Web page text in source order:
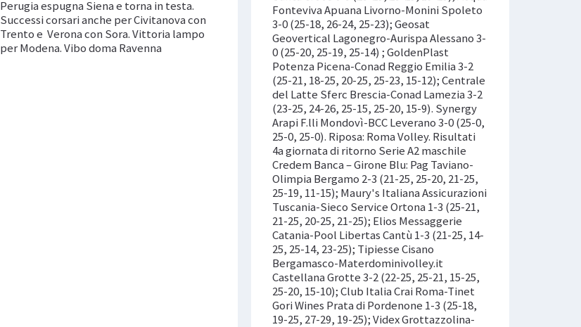
Perugia espugna Siena e torna in testa.
Successi corsari anche per Civitanova con
Trento e Verona con Sora. Vittoria lampo
per Modena. Vibo doma Ravenna
Fonteviva Apuana Livorno-Monini Spoleto
3-0 (25-18, 26-24, 25-23); Geosat
Geovertical Lagonegro-Aurispa Alessano 3-
0 (25-20, 25-19, 25-14) ; GoldenPlast
Potenza Picena-Conad Reggio Emilia 3-2
(25-21, 18-25, 20-25, 25-23, 15-12); Centrale
del Latte Sferc Brescia-Conad Lamezia 3-2
(23-25, 24-26, 25-15, 25-20, 15-9). Synergy
Arapi F.lli Mondovì-BCC Leverano 3-0 (25-0,
25-0, 25-0). Riposa: Roma Volley. Risultati
4a giornata di ritorno Serie A2 maschile
Credem Banca – Girone Blu: Pag Taviano-
Olimpia Bergamo 2-3 (21-25, 25-20, 21-25,
25-19, 11-15); Maury's Italiana Assicurazioni
Tuscania-Sieco Service Ortona 1-3 (25-21,
21-25, 20-25, 21-25); Elios Messaggerie
Catania-Pool Libertas Cantù 1-3 (21-25, 14-
25, 25-14, 23-25); Tipiesse Cisano
Bergamasco-Materdominivolley.it
Castellana Grotte 3-2 (22-25, 25-21, 15-25,
25-20, 15-10); Club Italia Crai Roma-Tinet
Gori Wines Prata di Pordenone 1-3 (25-18,
19-25, 27-29, 19-25); Videx Grottazzolina-